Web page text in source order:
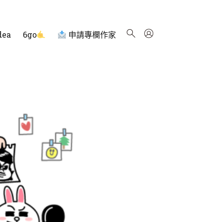
6go 申請專欄作家